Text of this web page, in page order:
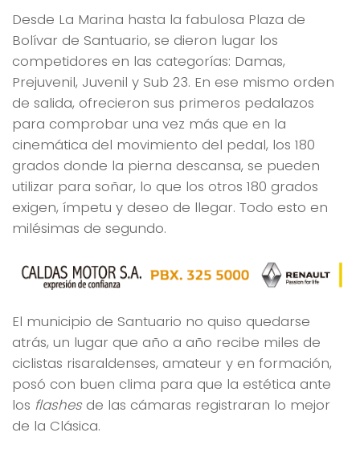
Desde La Marina hasta la fabulosa Plaza de
Bolívar de Santuario, se dieron lugar los
competidores en las categorías: Damas,
Prejuvenil, Juvenil y Sub 23. En ese mismo orden
de salida, ofrecieron sus primeros pedalazos
para comprobar una vez más que en la
cinemática del movimiento del pedal, los 180
grados donde la pierna descansa, se pueden
utilizar para soñar, lo que los otros 180 grados
exigen, ímpetu y deseo de llegar. Todo esto en
milésimas de segundo.
El municipio de Santuario no quiso quedarse
atrás, un lugar que año a año recibe miles de
ciclistas risaraldenses, amateur y en formación,
posó con buen clima para que la estética ante
los flashesde las cámaras registraran lo mejor
de la Clásica.